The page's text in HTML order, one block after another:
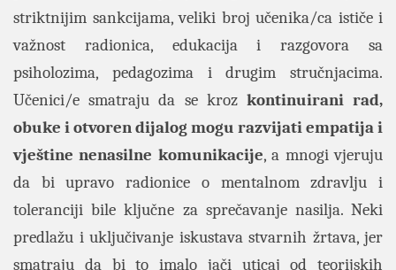
striktnijim sankcijama, veliki broj učenika/ca ističe i
važnost radionica, edukacija i razgovora sa
psiholozima, pedagozima i drugim stručnjacima.
Učenici/e smatraju da se kroz kontinuirani rad,
obuke i otvoren dijalog mogu razvijati empatija i
vještine nenasilne komunikacije, a mnogi vjeruju
da bi upravo radionice o mentalnom zdravlju i
toleranciji bile ključne za sprečavanje nasilja. Neki
predlažu i uključivanje iskustava stvarnih žrtava, jer
smatraju da bi to imalo jači uticaj od teorijskih